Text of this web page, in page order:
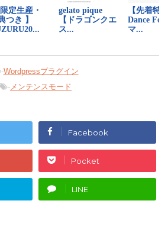
-Wordpressプラグイン
-メンテンスモード
Facebook
Pocket
LINE